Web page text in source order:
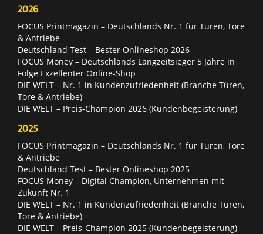
2026
FOCUS Printmagazin – Deutschlands Nr. 1 für Türen, Tore
& Antriebe
Deutschland Test – Bester Onlineshop 2026
FOCUS Money – Deutschlands Langzeitsieger 5 Jahre in
Folge Exzellenter Online-Shop
DIE WELT – Nr. 1 in Kundenzufriedenheit (Branche Türen,
Tore & Antriebe)
DIE WELT – Preis-Champion 2026 (Kundenbegeisterung)
2025
FOCUS Printmagazin – Deutschlands Nr. 1 für Türen, Tore
& Antriebe
Deutschland Test – Bester Onlineshop 2025
FOCUS Money – Digital Champion, Unternehmen mit
Zukunft Nr. 1
DIE WELT – Nr. 1 in Kundenzufriedenheit (Branche Türen,
Tore & Antriebe)
DIE WELT – Preis-Champion 2025 (Kundenbegeisterung)